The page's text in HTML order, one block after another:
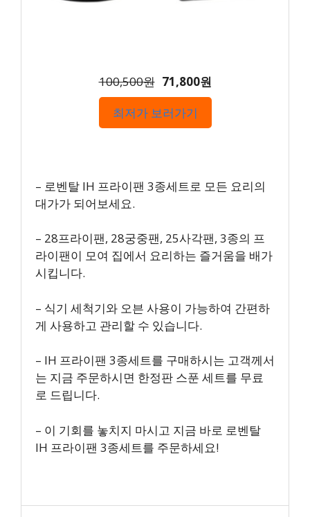
100,500원 71,800원
최저가 보러가기
– 로벤탈 IH 프라이팬 3종세트로 모든 요리의
대가가 되어보세요.
– 28프라이팬, 28궁중팬, 25사각팬, 3종의 프
라이팬이 모여 집에서 요리하는 즐거움을 배가
시킵니다.
– 식기 세척기와 오븐 사용이 가능하여 간편하
게 사용하고 관리할 수 있습니다.
– IH 프라이팬 3종세트를 구매하시는 고객께서
는 지금 주문하시면 한정판 스푼 세트를 무료
로 드립니다.
– 이 기회를 놓치지 마시고 지금 바로 로벤탈
IH 프라이팬 3종세트를 주문하세요!